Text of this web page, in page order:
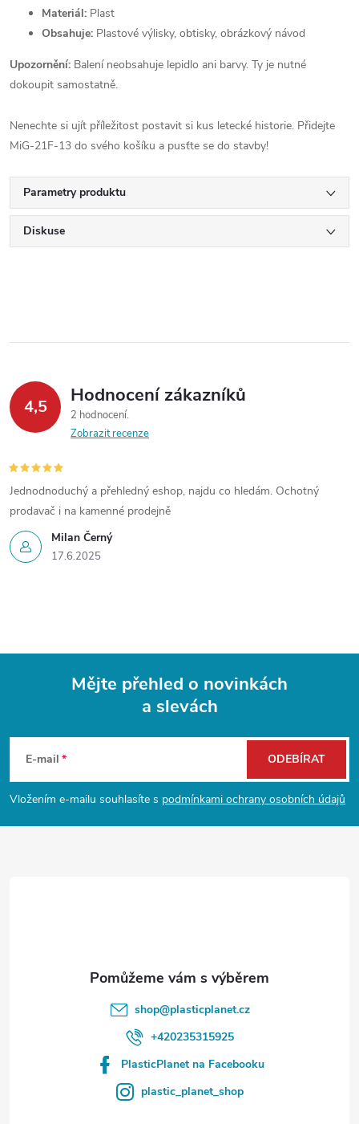
Materiál: Plast
Obsahuje: Plastové výlisky, obtisky, obrázkový návod
Upozornění: Balení neobsahuje lepidlo ani barvy. Ty je nutné
dokoupit samostatně.
Nenechte si ujít příležitost postavit si kus letecké historie. Přidejte
MiG-21F-13 do svého košíku a pusťte se do stavby!
Parametry produktu
Diskuse
4,5 Hodnocení zákazníků
2 hodnocení
Zobrazit recenze
Milan Černý
17.6.2025
Jednodnoduchý a přehledný eshop, najdu co hledám. Ochotný
prodavač i na kamenné prodejně
p
a
Mějte přehled o novinkách
a slevách
E-mail
Vložením e-mailu souhlasíte s podmínkami ochrany osobních údajů
ODEBÍRAT
shop@plasticplanet.cz
+420235315925
PlasticPlanet na Facebooku
plastic_planet_shop